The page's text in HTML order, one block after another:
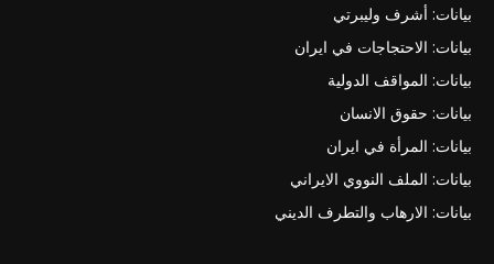
بيانات: أشرف وليبرتي
بيانات: الاحتجاجات في ايران
بيانات: المواقف الدولية
بيانات: حقوق الانسان
بيانات: المرأة في ايران
بيانات: الملف النووي الايراني
بيانات: الارهاب والتطرف الديني